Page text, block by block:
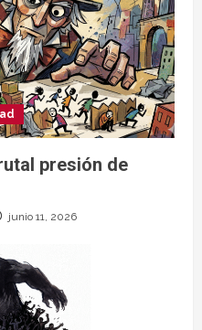
presión de
junio 11, 2026